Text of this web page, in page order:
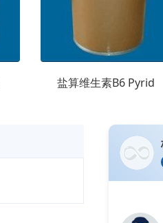
盐算维生素B6 Pyrid